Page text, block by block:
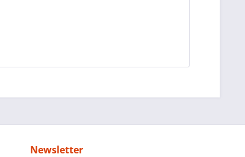
Newsletter